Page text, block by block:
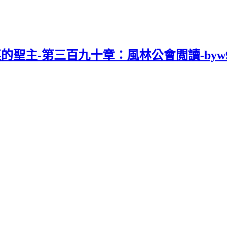
聖主-第三百九十章：風林公會閲讀-